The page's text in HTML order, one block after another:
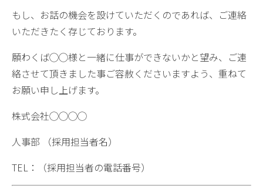
もし、お話の機会を設けていただくのであれば、ご連絡
いただきたく存じております。
願わくば◯◯様と一緒に仕事ができないかと望み、ご連
絡させて頂きました事ご容赦くださいますよう、重ねて
お願い申し上げます。
株式会社◯◯◯◯
人事部 （採用担当者名）
TEL：（採用担当者の電話番号）